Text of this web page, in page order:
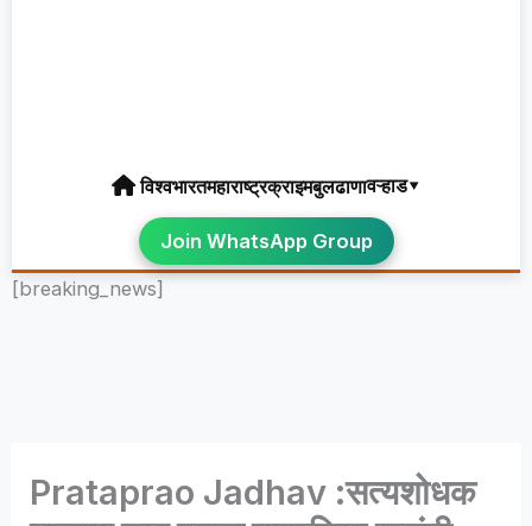
विश्वभारतमहाराष्ट्रक्राइमबुलढाणावऱ्हाड▾
Join WhatsApp Group
[breaking_news]
Prataprao Jadhav :सत्यशोधक